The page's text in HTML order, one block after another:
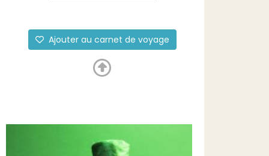
Ajouter au carnet de voyage